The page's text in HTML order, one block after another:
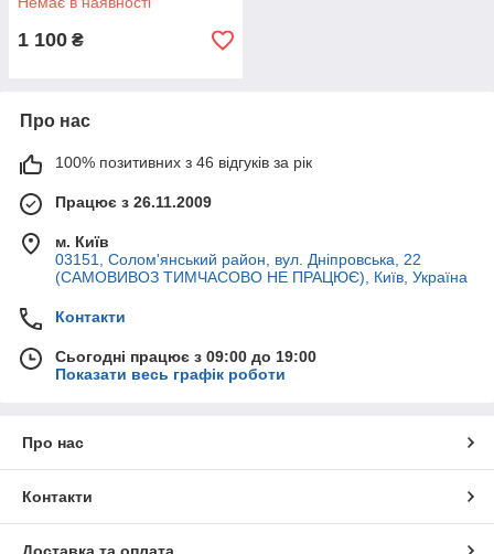
1 100 ₴
Про нас
100% позитивних з 46 відгуків за рік
Працює з 26.11.2009
м. Київ
03151, Солом'янський район, вул. Дніпровська, 22
(САМОВИВОЗ ТИМЧАСОВО НЕ ПРАЦЮЄ), Київ, Україна
Контакти
Сьогодні працює з 09:00 до 19:00
Показати весь графік роботи
Про нас
Контакти